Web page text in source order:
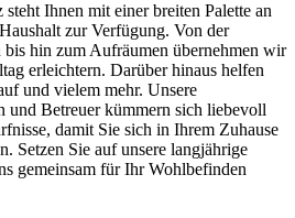
Ihnen mit einer breiten Palette an
zur Verfügung. Von der
hin zum Aufräumen übernehmen wir
erleichtern. Darüber hinaus helfen
und vielem mehr. Unsere
und Betreuer kümmern sich liebevoll
damit Sie sich in Ihrem Zuhause
Setzen Sie auf unsere langjährige
gemeinsam für Ihr Wohlbefinden